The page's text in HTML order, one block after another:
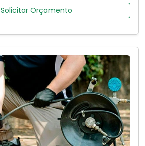
Solicitar Orçamento